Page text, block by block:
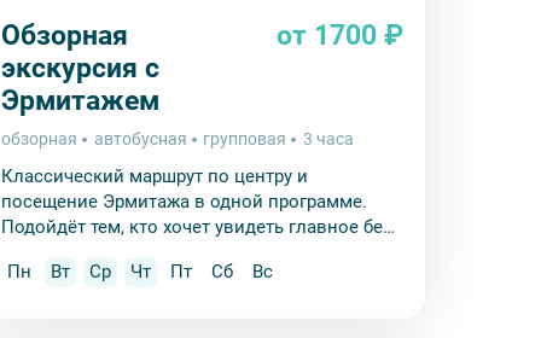
программы возлагается на
обязан возместить полную
каждого участника необходимо
паспорта.
Обзорная
экскурсия с
Эрмитажем
от 1700 ₽
обзорная автобусная групповая 3 часа
Классический маршрут по центру и
посещение Эрмитажа в одной программе.
Подойдёт тем, кто хочет увидеть главное без
Пн
Вт Ср Чт Пт Сб Вс